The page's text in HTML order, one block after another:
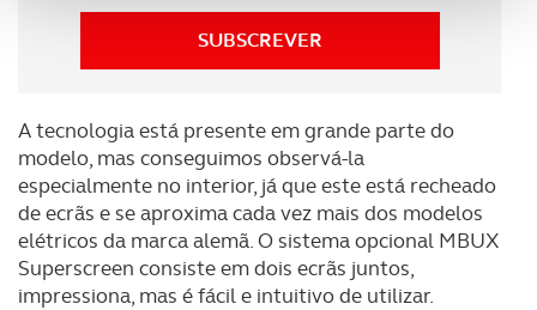
parceiros e organizações na UE e em países terceiros.
O ACP garantirá que as transferências internacionais de
dados pessoais serão realizadas apenas com o seu
consentimento e quando tal se afigure estritamente
necessário no contexto dos serviços a prestar.
SUBSCREVER
A tecnologia está presente em grande parte do
modelo, mas conseguimos observá-la
especialmente no interior, já que este está recheado
de ecrãs e se aproxima cada vez mais dos modelos
elétricos da marca alemã. O sistema opcional MBUX
Superscreen consiste em dois ecrãs juntos,
impressiona, mas é fácil e intuitivo de utilizar.